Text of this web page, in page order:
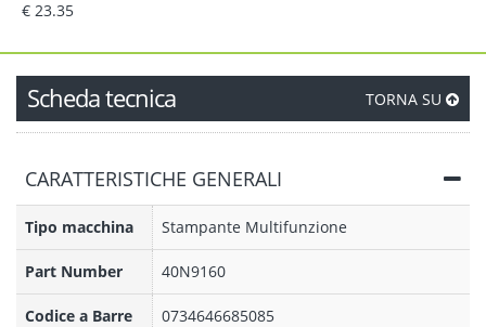
€ 23.35
Scheda tecnica TORNA SU
CARATTERISTICHE GENERALI
Tipo macchina Stampante Multifunzione
Part Number 40N9160
Codice a Barre 0734646685085